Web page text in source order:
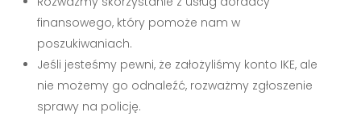
finansowego, który pomoże nam w
poszukiwaniach.
Jeśli jesteśmy pewni, że założyliśmy konto IKE, ale
nie możemy go odnaleźć, rozważmy zgłoszenie
sprawy na policję.